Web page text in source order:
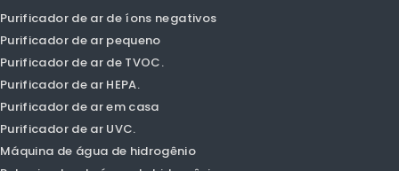
Purificador de ar
Purificador de ar PM1.0.
Pm2.5 purificador de ar
Purificador de ar do carro.